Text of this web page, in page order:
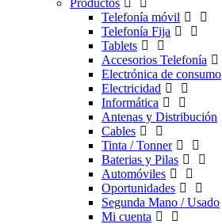
Productos
Telefonía móvil
Telefonía Fija
Tablets
Accesorios Telefonía
Electrónica de consumo
Electricidad
Informática
Antenas y Distribución
Cables
Tinta / Tonner
Baterias y Pilas
Automóviles
Oportunidades
Segunda Mano / Usado
Mi cuenta